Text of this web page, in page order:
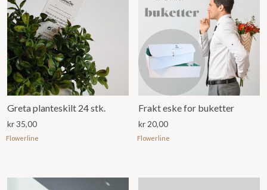
Greta planteskilt 24 stk.
kr35,00
Flowerline
Frakt eske for buketter
kr 20,00
Flowerline